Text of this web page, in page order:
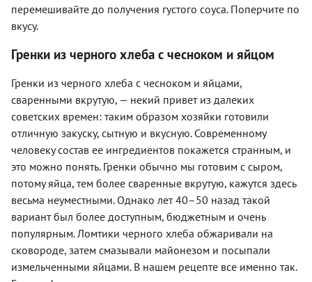
перемешивайте до получения густого соуса. Поперчите по
вкусу.
Гренки из черного хлеба с чесноком и яйцом
Гренки из черного хлеба с чесноком и яйцами,
сваренными вкрутую, — некий привет из далеких
советских времен: таким образом хозяйки готовили
отличную закуску, сытную и вкусную. Современному
человеку состав ее ингредиентов покажется странным, и
это можно понять. Гренки обычно мы готовим с сыром,
потому яйца, тем более сваренные вкрутую, кажутся здесь
весьма неуместными. Однако лет 40–50 назад такой
вариант был более доступным, бюджетным и очень
популярным. Ломтики черного хлеба обжаривали на
сковороде, затем смазывали майонезом и посыпали
измельченными яйцами. В нашем рецепте все именно так.